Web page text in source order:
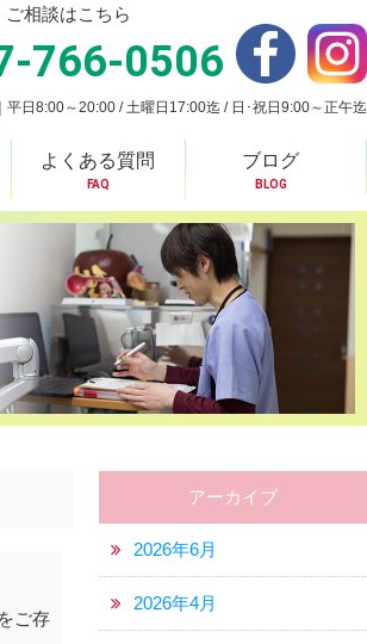
相談はこちら
766-0506
平日8:00～20:00 / 土曜日17:00迄 / 日･祝日9:00～正午迄
よくある質問
FAQ
ブログ
BLOG
ご存
アーカイブ
2026年6月
2026年4月